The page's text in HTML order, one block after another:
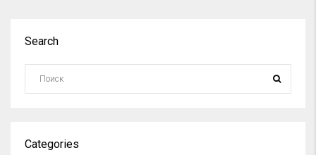
Search
Categories